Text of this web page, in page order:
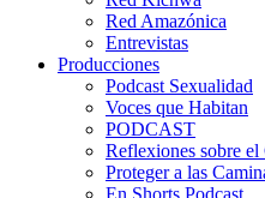
Red Amazónica
Entrevistas
Producciones
Podcast Sexualidad
Voces que Habitan
PODCAST
Reflexiones sobre el
Proteger a las
En Shorts Podcast